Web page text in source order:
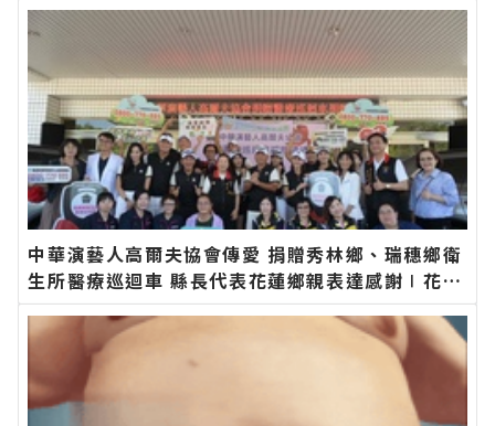
中華演藝人高爾夫協會傳愛 捐贈秀林鄉、瑞穗鄉衛
生所醫療巡迴車 縣長代表花蓮鄉親表達感謝∣花蓮
新聞網官方網站各類新聞－最快速的今日新聞報導
最新的在地資訊！